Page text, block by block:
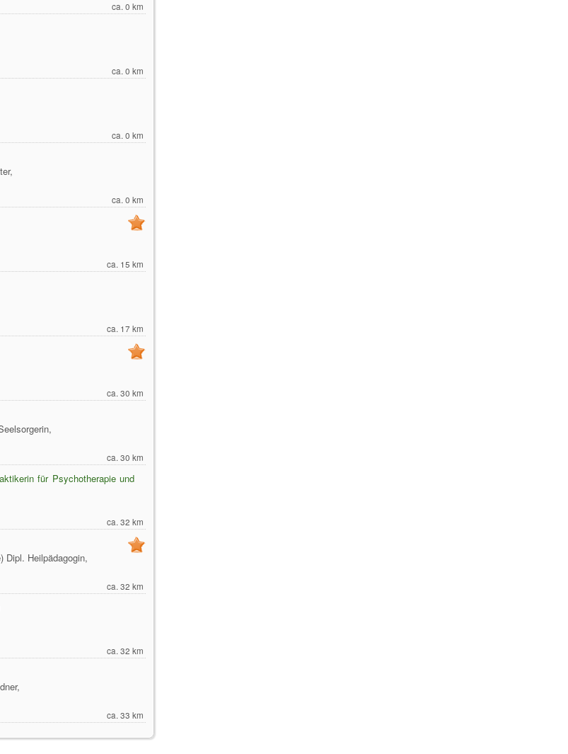
ca. 0 km
ca. 0 km
ca. 0 km
ca. 0 km
ca. 15 km
ca. 17 km
ca. 30 km
ca. 30 km
ca. 32 km
für Psychotherapie und
ca. 32 km
Dipl. Heilpädagogin,
ca. 32 km
ca. 33 km